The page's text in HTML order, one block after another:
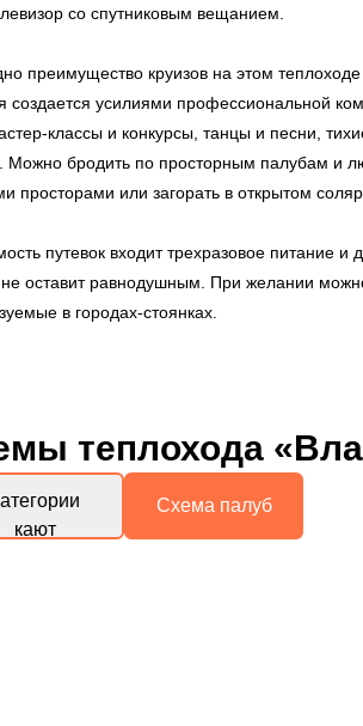
со спутниковым вещанием.
преимущество круизов на этом
создается усилиями профессиональной
классы и конкурсы, танцы и песни,
Можно бродить по просторным палубам и
просторами или загорать в открытом
путевок входит трехразовое питание и
не оставит равнодушным. При желании можно
в городах-стоянках.
теплохода
кают
Схема палуб